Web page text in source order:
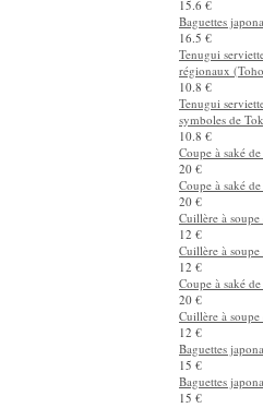
15.6 €
Baguettes
15.6 €
Baguettes
15.6 €
Baguettes
15.6 €
Baguettes
16.5 €
Tenugui
régionaux
10.8 €
Tenugui
symboles de
10.8 €
Coupe à saké
20 €
Coupe à saké
20 €
Cuillère à
12 €
Cuillère à
12 €
Coupe à saké
20 €